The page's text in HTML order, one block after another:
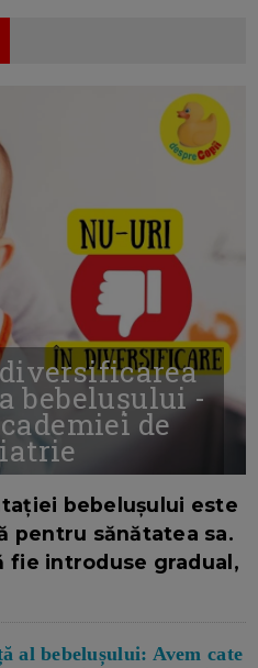
bebelușului -
de
bebelușului este
pentru sănătatea sa.
fie introduse gradual,
al bebelușului: Avem cate